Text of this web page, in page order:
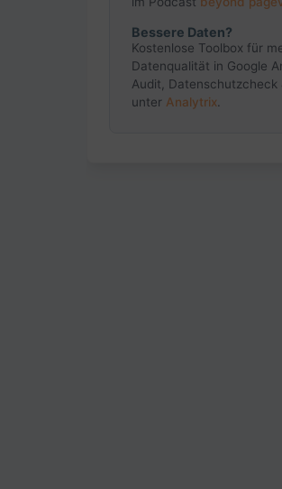
Bessere Daten?
Kostenlose Toolbox für
Datenqualität in Google
Audit, Datenschutzcheck
unter Analytrix